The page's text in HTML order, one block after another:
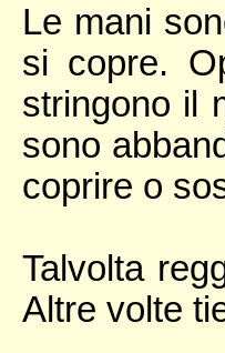
Le mani
si copre.
stringono il
sono
coprire o
Talvolta
Altre volte